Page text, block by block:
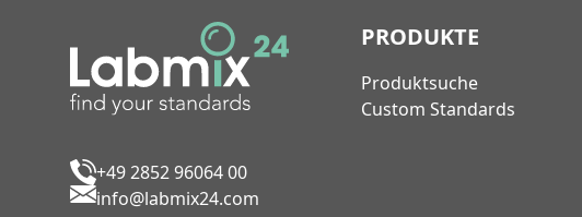
+49 2852 96064 00
info@labmix24.com
PRODUKTE
Produktsuche
Custom Standards